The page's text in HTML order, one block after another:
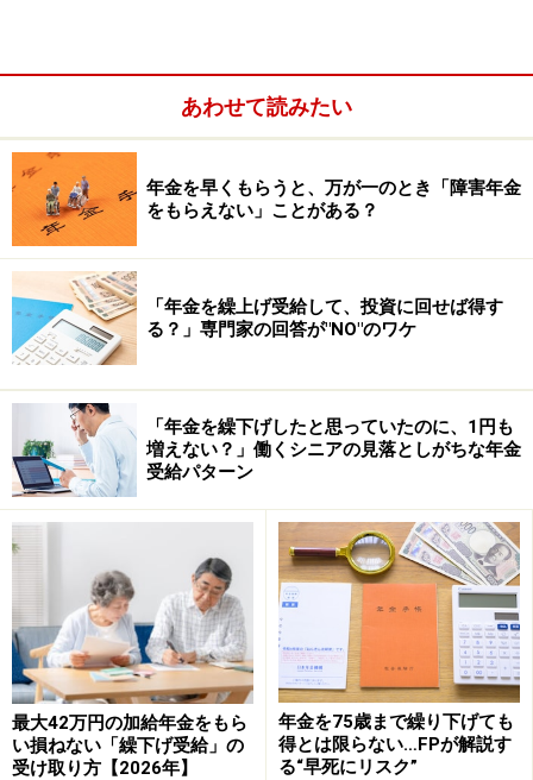
では、基本手当と年金は本当に、同時に受けられないも
のなのでしょうか。実はそうではありません。例外的に
年金と基本手当を同時に受けることができるケースもあ
るのです。
65歳以降なら年金と基本手当を同時に受け
取れる？
65歳以降は、現在のところ年金（老齢基礎年金と老齢厚
生年金）と基本手当を含む雇用保険の給付の調整はあり
ません。
したがって、ハローワークから何らかの給付を受けるの
が65歳になってからであれば、年金も雇用保険の給付も
同時に受けることができます。
あわせて読みたい
年金を早くもらうと、万が一のとき「障害年金
をもらえない」ことがある？
「年金を繰上げ受給して、投資に回せば得す
る？」専門家の回答が"NO"のワケ
「年金を繰下げしたと思っていたのに、1円も
増えない？」働くシニアの見落としがちな年金
受給パターン
最大42万円の加給年金をもら
い損ねない「繰下げ受給」の
受け取り方【2026年】
年金を75歳まで繰り下げても
得とは限らない…FPが解説す
る“早死にリスク”